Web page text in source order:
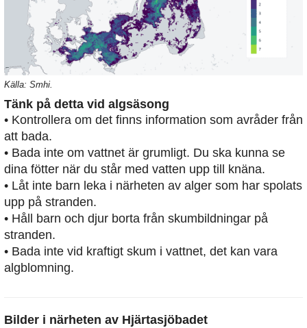
Källa: Smhi.
Tänk på detta vid algsäsong
• Kontrollera om det finns information som avråder från
att bada.
• Bada inte om vattnet är grumligt. Du ska kunna se
dina fötter när du står med vatten upp till knäna.
• Låt inte barn leka i närheten av alger som har spolats
upp på stranden.
• Håll barn och djur borta från skumbildningar på
stranden.
• Bada inte vid kraftigt skum i vattnet, det kan vara
algblomning.
Bilder i närheten av Hjärtasjöbadet